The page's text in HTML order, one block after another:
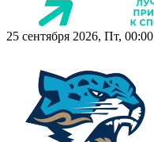
25 сентября 2026, Пт, 00:00